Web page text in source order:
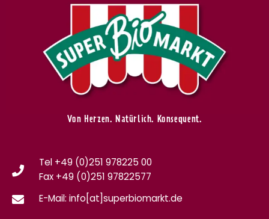
Von Herzen. Natürlich. Konsequent.
Tel +49 (0)251 978225 00
Fax +49 (0)251 97822577
E-Mail: info[at]superbiomarkt.de